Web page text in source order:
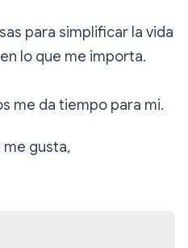
para simplificar la vida
lo que me importa.
me da tiempo para mi.
me gusta,